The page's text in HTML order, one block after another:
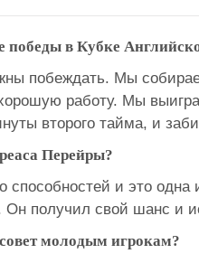
победы в Кубке
побеждать. Мы
работу. Мы
второго тайма, и
Перейры?
способностей и это
Он получил свой шанс и
молодым игрокам?